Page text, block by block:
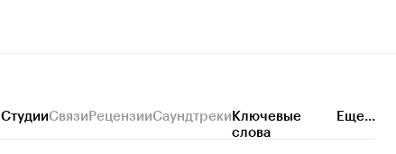
СтудииСвязиРецензииСаундтрекиКлючевые
слова
Еще...